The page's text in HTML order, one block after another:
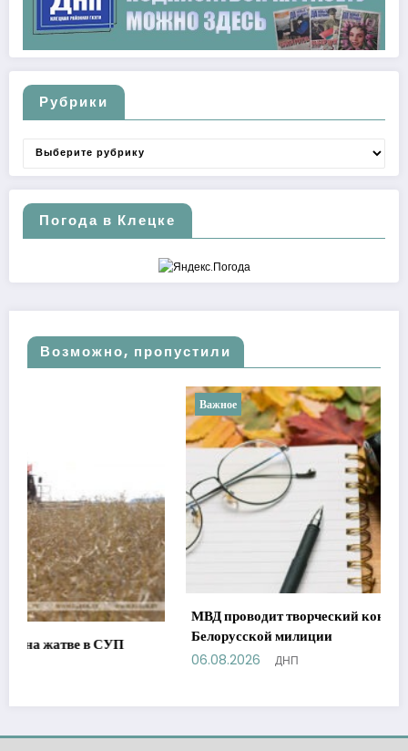
Рубрики
Рубрики
Погода в Клецке
Возможно, пропустили
МВД проводит творческий конкурс к 110-летию
Белорусской милиции